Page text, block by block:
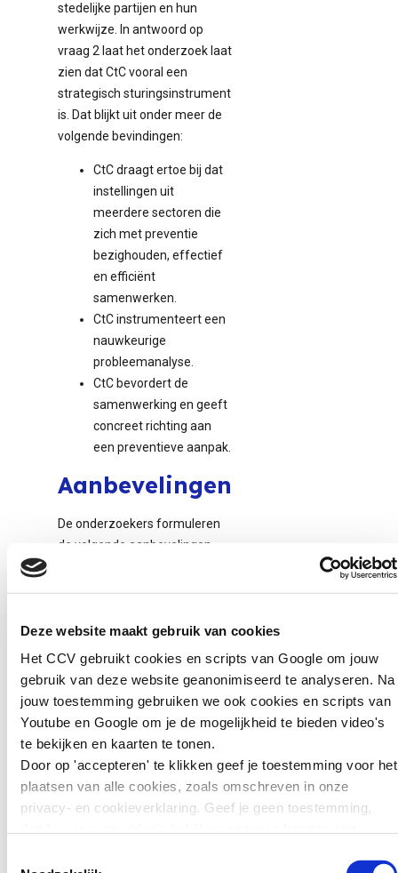
Deze website maakt gebruik van cookies
Het CCV gebruikt cookies en scripts van Google om jouw
gebruik van deze website geanonimiseerd te analyseren. Na
jouw toestemming gebruiken we ook cookies en scripts van
Youtube en Google om je de mogelijkheid te bieden video's
te bekijken en kaarten te tonen.
Door op 'accepteren' te klikken geef je toestemming voor het
plaatsen van alle cookies, zoals omschreven in onze
privacy- en cookieverklaring. Geef je geen toestemming,
stedelijke partijen en hun
werkwijze. In antwoord op
vraag 2 laat het onderzoek laat
zien dat CtC vooral een
strategisch sturingsinstrument
is. Dat blijkt uit onder meer de
volgende bevindingen:
CtC draagt ertoe bij dat
instellingen uit
meerdere sectoren die
zich met preventie
bezighouden, effectief
en efficiënt
samenwerken.
CtC instrumenteert een
nauwkeurige
probleemanalyse.
CtC bevordert de
samenwerking en geeft
concreet richting aan
een preventieve aanpak.
Aanbevelingen
De onderzoekers formuleren
de volgende aanbevelingen
moet gebaseerd zijn op
bestaande en feitelijke
gegevens over de
problemen van jongeren
en de sociale
determinanten die
daaraan ten grondslag
liggen, zoals
bijvoorbeeld CtC doet.
Betrek ook